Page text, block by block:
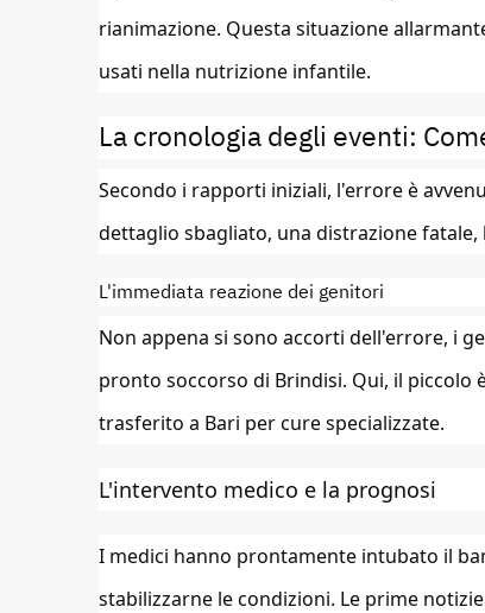
rianimazione. Questa situazione
usati nella nutrizione infantile.
La cronologia degli eventi:
Secondo i rapporti iniziali, l'errore è
dettaglio sbagliato, una distrazione
L'immediata reazione dei genitori
Non appena si sono accorti dell'errore, i
pronto soccorso di Brindisi. Qui, il piccolo
trasferito a Bari per cure specializzate.
L'intervento medico e la prognosi
I medici hanno prontamente intubato il
stabilizzarne le condizioni. Le prime